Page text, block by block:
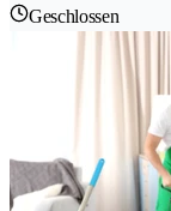
Geschlossen